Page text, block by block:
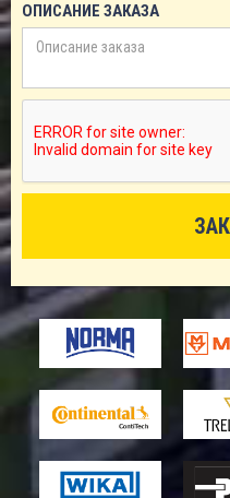
ОПИСАНИЕ ЗАКАЗА